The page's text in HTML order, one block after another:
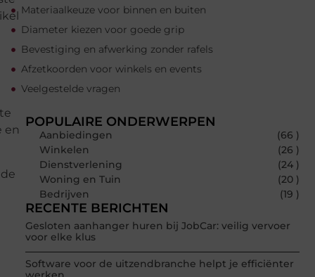
en
Materiaalkeuze voor binnen en buiten
Diameter kiezen voor goede grip
Bevestiging en afwerking zonder rafels
Afzetkoorden voor winkels en events
Veelgestelde vragen
POPULAIRE ONDERWERPEN
Aanbiedingen
(66 )
Winkelen
(26 )
Dienstverlening
(24 )
Woning en Tuin
(20 )
Bedrijven
(19 )
RECENTE BERICHTEN
Gesloten aanhanger huren bij JobCar: veilig vervoer
voor elke klus
Software voor de uitzendbranche helpt je efficiënter